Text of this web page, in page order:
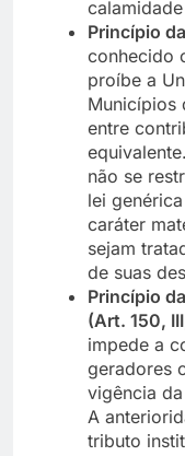
Princípio
conhecido
proíbe a
Municípios
entre
não se
lei
caráter
sejam
de suas
Princípio
(Art. 150, III,
impede a
geradores
vigência
A
tributo